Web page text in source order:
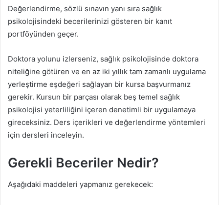
Değerlendirme, sözlü sınavın yanı sıra sağlık
psikolojisindeki becerilerinizi gösteren bir kanıt
portföyünden geçer.
Doktora yolunu izlerseniz, sağlık psikolojisinde doktora
niteliğine götüren ve en az iki yıllık tam zamanlı uygulama
yerleştirme eşdeğeri sağlayan bir kursa başvurmanız
gerekir. Kursun bir parçası olarak beş temel sağlık
psikolojisi yeterliliğini içeren denetimli bir uygulamaya
gireceksiniz. Ders içerikleri ve değerlendirme yöntemleri
için dersleri inceleyin.
Gerekli Beceriler Nedir?
Aşağıdaki maddeleri yapmanız gerekecek: